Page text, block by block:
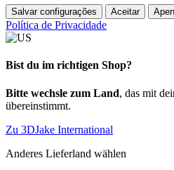
Salvar configurações Aceitar
Política de Privacidade
Bist du im richtigen Shop?
Bitte wechsle zum Land, das mit
übereinstimmt.
Zu 3DJake International
Anderes Lieferland wählen